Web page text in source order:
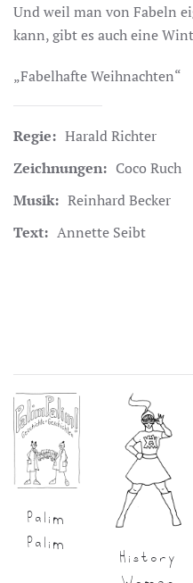
Und weil man von Fabeln
kann, gibt es auch eine
„Fabelhafte Weihnachten“
Regie: Harald Richter
Zeichnungen: Coco Ruch
Musik: Reinhard Becker
Text: Annette Seibt
Palim
Palim
History